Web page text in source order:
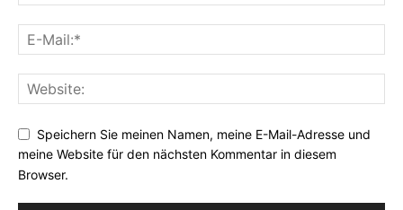
Speichern Sie meinen Namen, meine E-Mail-Adresse und
meine Website für den nächsten Kommentar in diesem
Browser.